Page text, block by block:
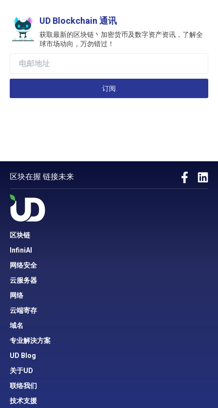
UD Blockchain 通讯
获取最新的区块链丶加密货币及数字资产资讯，了解全
球市场动向，万勿错过！
订阅
区块在握 链接未来
区块链
InfiniAI
网络安全
云服务器
网络
云端寄存
域名
专业解決方案
UD Blog
关于UD
联络我们
技术支援